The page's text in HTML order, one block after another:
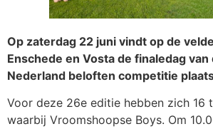
Op zaterdag 22 juni vindt op de
Enschede en Vosta de finaledag van
Nederland beloften competitie
Voor deze 26e editie hebben zich 16
waarbij Vroomshoopse Boys. Om